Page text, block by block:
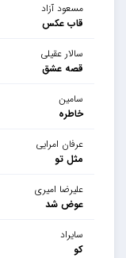
مسعود آزاد
قاب عکس
سالار عقیلی
قصه عشق
سامین
خاطره
عرفان امرایی
مثل تو
علیرضا امیری
عوض شد
سایراد
کو